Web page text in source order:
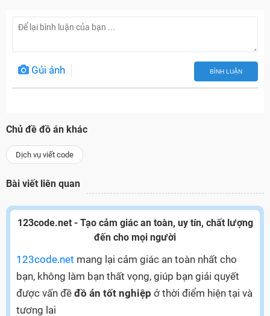
Gủi ảnh BÌNH LUẬN
Chủ đề đồ án khác
Dịch vụ viết code
Bài viết liên quan
123code.net - Tạo cảm giác an toàn, uy tín, chất lượng
đến cho mọi người
123code.net mang lại cảm giác an toàn nhất cho
bạn, không làm bạn thất vọng, giúp bạn giải quyết
được vấn đề đồ án tốt nghiệp ở thời điểm hiện tại và
tương lai